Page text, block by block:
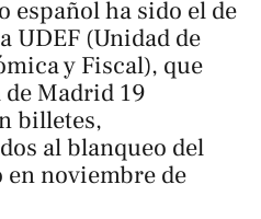
español ha sido el de
UDEF (Unidad de
y Fiscal), que
de Madrid 19
billetes,
al blanqueo del
en noviembre de